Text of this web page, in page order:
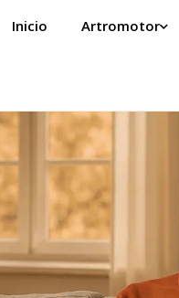
Inicio Artromotor